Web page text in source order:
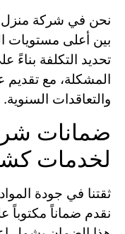
نحن في شركة منزل
بين أعلى مستويات
تحديد التكلفة
المشكلة، مع
والتعاقدات السنوية.
ضمانات
لخدمات
ثقتنا في جودة
نقدم ضماناً مكتوباً